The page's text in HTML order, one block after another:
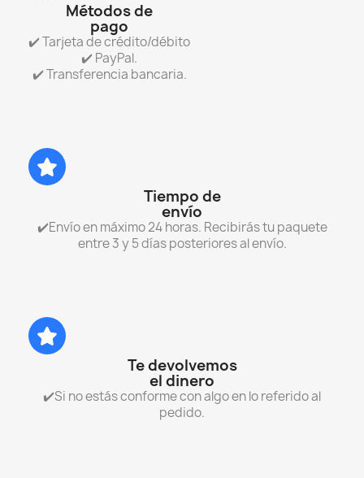
Métodos de
pago
✔️ Tarjeta de crédito/débito
✔️ PayPal.
✔️ Transferencia bancaria.
Tiempo de
envío
✔️Envío en máximo 24 horas. Recibirás tu paquete
entre 3 y 5 días posteriores al envío.
Te devolvemos
el dinero
✔️Si no estás conforme con algo en lo referido al
pedido.